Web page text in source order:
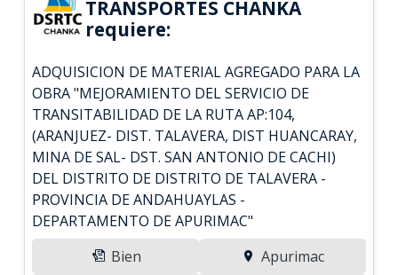
TRANSPORTES CHANKA
requiere:
ADQUISICION DE MATERIAL AGREGADO PARA LA
OBRA "MEJORAMIENTO DEL SERVICIO DE
TRANSITABILIDAD DE LA RUTA AP:104,
(ARANJUEZ- DIST. TALAVERA, DIST HUANCARAY,
MINA DE SAL- DST. SAN ANTONIO DE CACHI)
DEL DISTRITO DE DISTRITO DE TALAVERA -
PROVINCIA DE ANDAHUAYLAS -
DEPARTAMENTO DE APURIMAC"
Bien
Apurimac